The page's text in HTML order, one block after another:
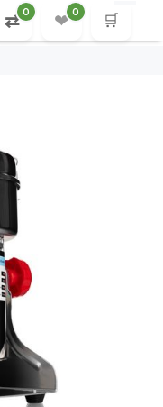
⇄ 0 ❤ 0 🛒